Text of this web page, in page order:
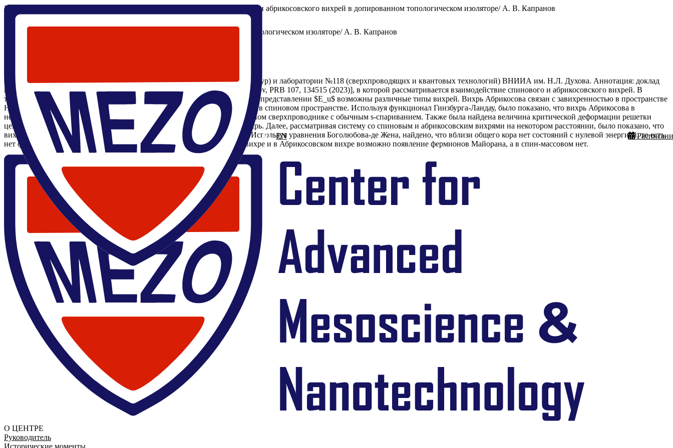
RU EN
Главная
Взаимодействие спинового и абрикосовского вихрей в допированном топологическом изоляторе/ А. В. Капранов
4 мая 2023, 14:00,
Взаимодействие спинового и абрикосовского вихрей в допированном топологическом изоляторе/ А. В. Капранов
Объединенный семинар лаборатории №176 (физики микро- и наноструктур) и лаборатории №118 (сверхпроводящих и квантовых технологий) ВНИИА им. Н.Л. Духова. Аннотация: доклад
посвящен недавно опубликованной работе [Kapranov, Akzyanov, Rakhmanov, PRB 107, 134515 (2023)], в которой рассматривается взаимодействие спинового и абрикосовского вихрей. В
топологическом сверхпроводнике с нематической сверхпроводимостью в представлении $E_u$ возможны различные типы вихрей. Вихрь Абрикосова связан с завихренностью в пространстве
Намбу (электрон-дырка), а спиновый вихрь соответствует завихренности в спиновом пространстве. Используя функционал Гинзбурга-Ландау, было показано, что вихрь Абрикосова в
нематическом сверхпроводнике в целом аналогичен вихрю в анизотропном сверхпроводнике с обычным s-спариванием. Также была найдена величина критической деформации решетки
центральносимметричной силой, при которой появляется спиновый вихрь. Далее, рассматривая систему со спиновым и абрикосовским вихрями на некотором расстоянии, было показано, что
вихри будут притягиваться и в конечном итоге будут иметь общий кор. Используя уравнения Боголюбова-де Жена, найдено, что вблизи общего кора нет состояний с нулевой энергией, то есть,
нет фермионов Майорана. Это важный результат, так как в спиновом вихре и в Абрикосовском вихре возможно появление фермионов Майорана, а в спин-массовом нет.
О ЦЕНТРЕ
Руководитель